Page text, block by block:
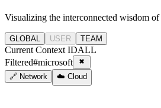
Visualizing the interconnected wisdom
GLOBAL USER TEAM
Current Context IDALL
Filtered#microsoft
🔗 Network ☁️ Cloud